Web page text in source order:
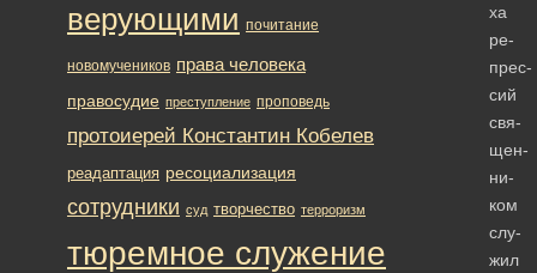
ха
ре­
прес­
сий
свя­
щен­
ни­
ком
слу­
жил
верующими почитание
новомучеников права человека
правосудие преступление проповедь
протоиерей Константин Кобелев
реадаптация ресоциализация
сотрудники суд творчество терроризм
тюремное служение